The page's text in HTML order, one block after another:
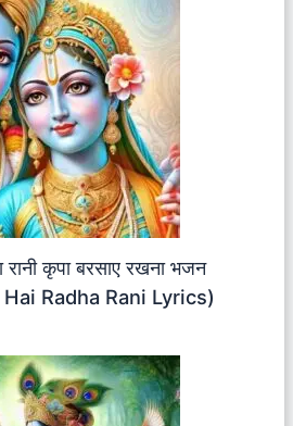
रानी कृपा बरसाए रखना भजन
Radha Rani Lyrics)